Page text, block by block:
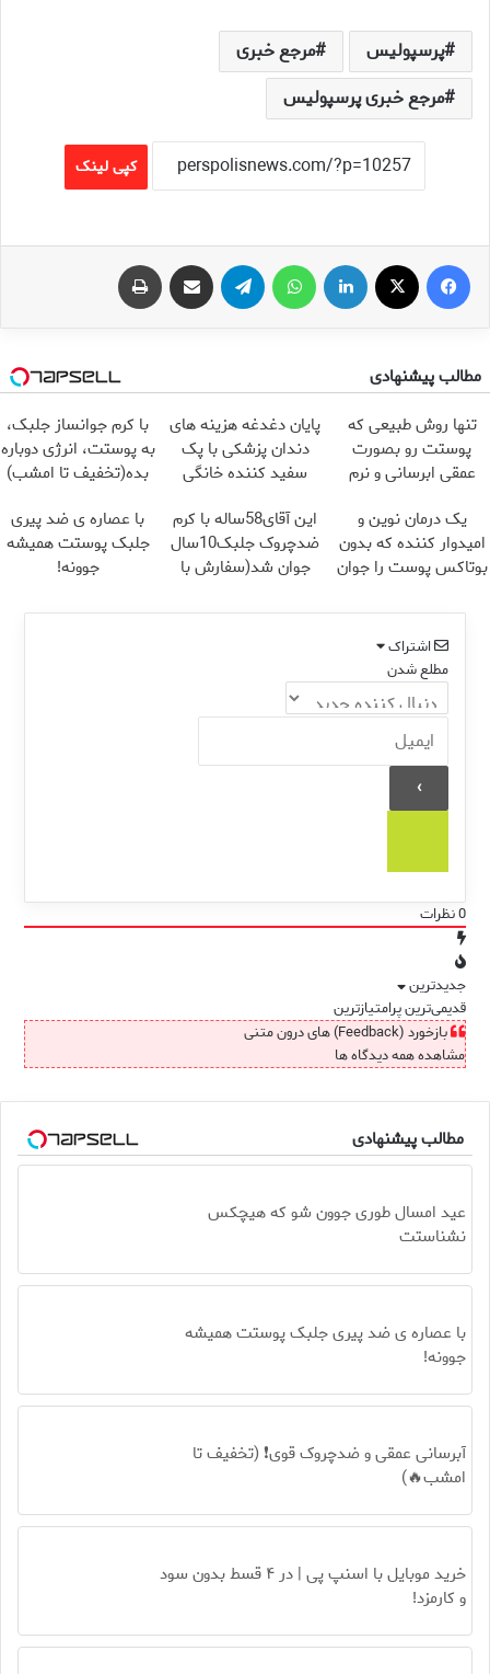
پرسپولیس
مرجع خبری
مرجع خبری پرسپولیس
کپی لینک
فیس بوک لینکدین واتس آپ تلگرام اشتراک گذاری از طریق ایمیل
مطالب پیشنهادی
تنها روش طبیعی که
پوستت رو بصورت
عمقی ابرسانی و نرم
پایان دغدغه هزینه های
دندان پزشکی با پک
سفید کننده خانگی
با کرم جوانساز جلبک،
به پوستت، انرژی دوباره
بده(تخفیف تا امشب)
یک درمان نوین و
امیدوار کننده که بدون
بوتاکس پوست را جوان
این آقای58ساله با کرم
ضدچروک جلبک10سال
جوان شد(سفارش با
با عصاره ی ضد پیری
جلبک پوستت همیشه
جوونه!
اشتراک
مطلع شدن
0نظرات
جدیدترین
قدیمی‌ترینپرامتیازترین
بازخورد (Feedback) های درون متنی
مشاهده همه دیدگاه ها
مطالب پیشنهادی
عید امسال طوری جوون شو که هیچکس
نشناستت
با عصاره ی ضد پیری جلبک پوستت همیشه
جوونه!
آبرسانی عمقی و ضدچروک قوی❗ (تخفیف تا
امشب🔥)
خرید موبایل با اسنپ پی | در ۴ قسط بدون سود
و کارمزد!